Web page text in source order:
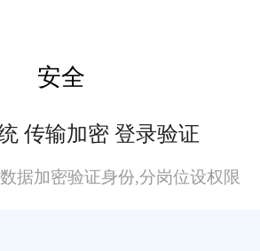
安全
传输加密 登录验证
据加密验证身份,分岗位设权限